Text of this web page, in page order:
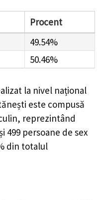
Procent
49.54%
50.46%
la nivel național
este compusă
reprezintând
499 persoane de sex
din totalul